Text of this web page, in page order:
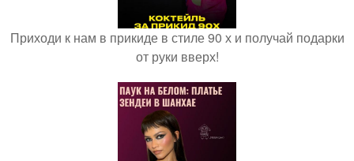
Приходи к нам в прикиде в стиле 90 х и получай подарки
от руки вверх!